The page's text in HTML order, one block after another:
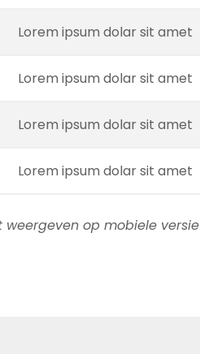
Lorem ipsum dolar sit amet
Lorem ipsum dolar sit amet
Lorem ipsum dolar sit amet
Lorem ipsum dolar sit amet
op mobiele versie